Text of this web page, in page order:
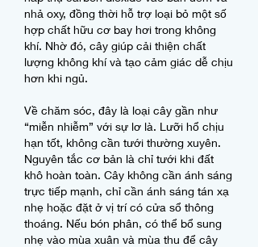
nhả oxy, đồng thời hỗ trợ loại bỏ một số
hợp chất hữu cơ bay hơi trong không
khí. Nhờ đó, cây giúp cải thiện chất
lượng không khí và tạo cảm giác dễ chịu
hơn khi ngủ.
Về chăm sóc, đây là loại cây gần như
“miễn nhiễm” với sự lơ là. Lưỡi hổ chịu
hạn tốt, không cần tưới thường xuyên.
Nguyên tắc cơ bản là chỉ tưới khi đất
khô hoàn toàn. Cây không cần ánh sáng
trực tiếp mạnh, chỉ cần ánh sáng tán xạ
nhẹ hoặc đặt ở vị trí có cửa sổ thông
thoáng. Nếu bón phân, có thể bổ sung
nhẹ vào mùa xuân và mùa thu để cây